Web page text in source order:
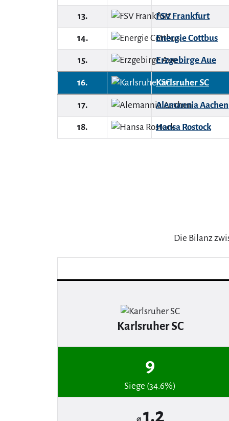
13. FSV Frankfurt
14. Energie Cottbus
15. Erzgebirge Aue
16. Karlsruher SC
17. Alemannia Aachen
18. Hansa Rostock
Die Bilanz
Karlsruher SC
9
Siege (34.6%)
1.2